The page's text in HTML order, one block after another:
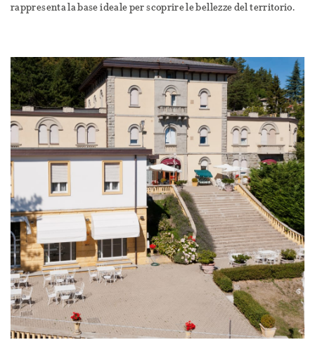
rappresenta la base ideale per scoprire le bellezze del territorio.